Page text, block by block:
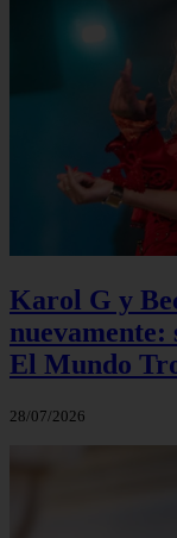
Karol G y
nuevamente:
El Mundo
28/07/2026